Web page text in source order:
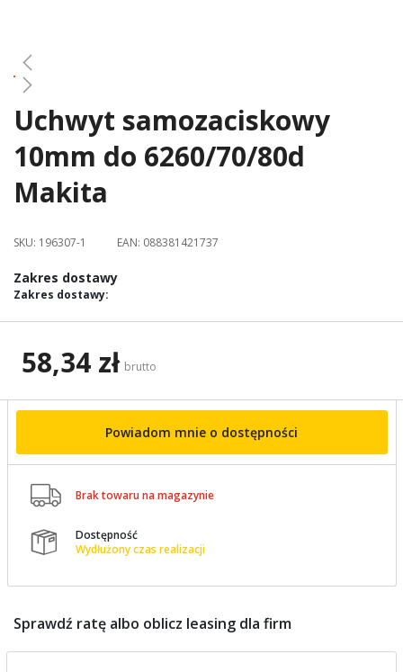
Skip
the
beginning
of
images
Uchwyt samozaciskowy
10mm do 6260/70/80d
Makita
SKU: 196307-1 EAN: 088381421737
Zakres dostawy
Zakres dostawy:
58,34 zł brutto
Powiadom mnie o dostępności
 Brak towaru na magazynie

Dostępność
Wydłużony czas realizacji
Sprawdź ratę albo oblicz leasing dla firm